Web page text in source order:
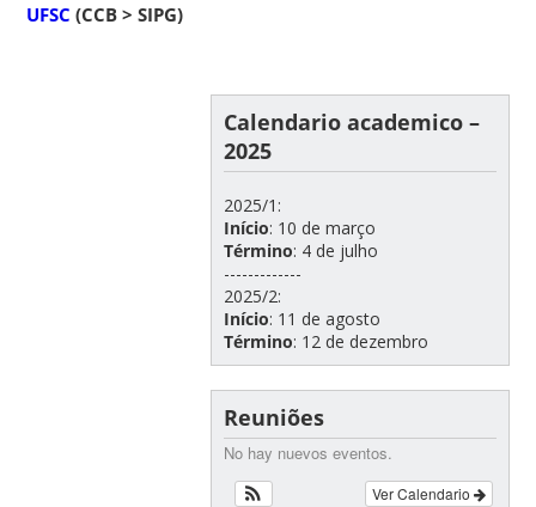
UFSC (CCB > SIPG)
Calendario academico –
2025
2025/1:
Início: 10 de março
Término: 4 de julho
-------------
2025/2:
Início: 11 de agosto
Término: 12 de dezembro
Reuniões
No hay nuevos eventos.
Ver Calendario